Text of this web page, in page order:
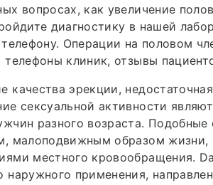
вопросах, как увеличение
диагностику в нашей
Операции на половом
телефоны клиник, отзывы
качества эрекции,
сексуальной активности
разного возраста. Подобные
малоподвижным образом жизни,
местного кровообращения.
наружного применения,